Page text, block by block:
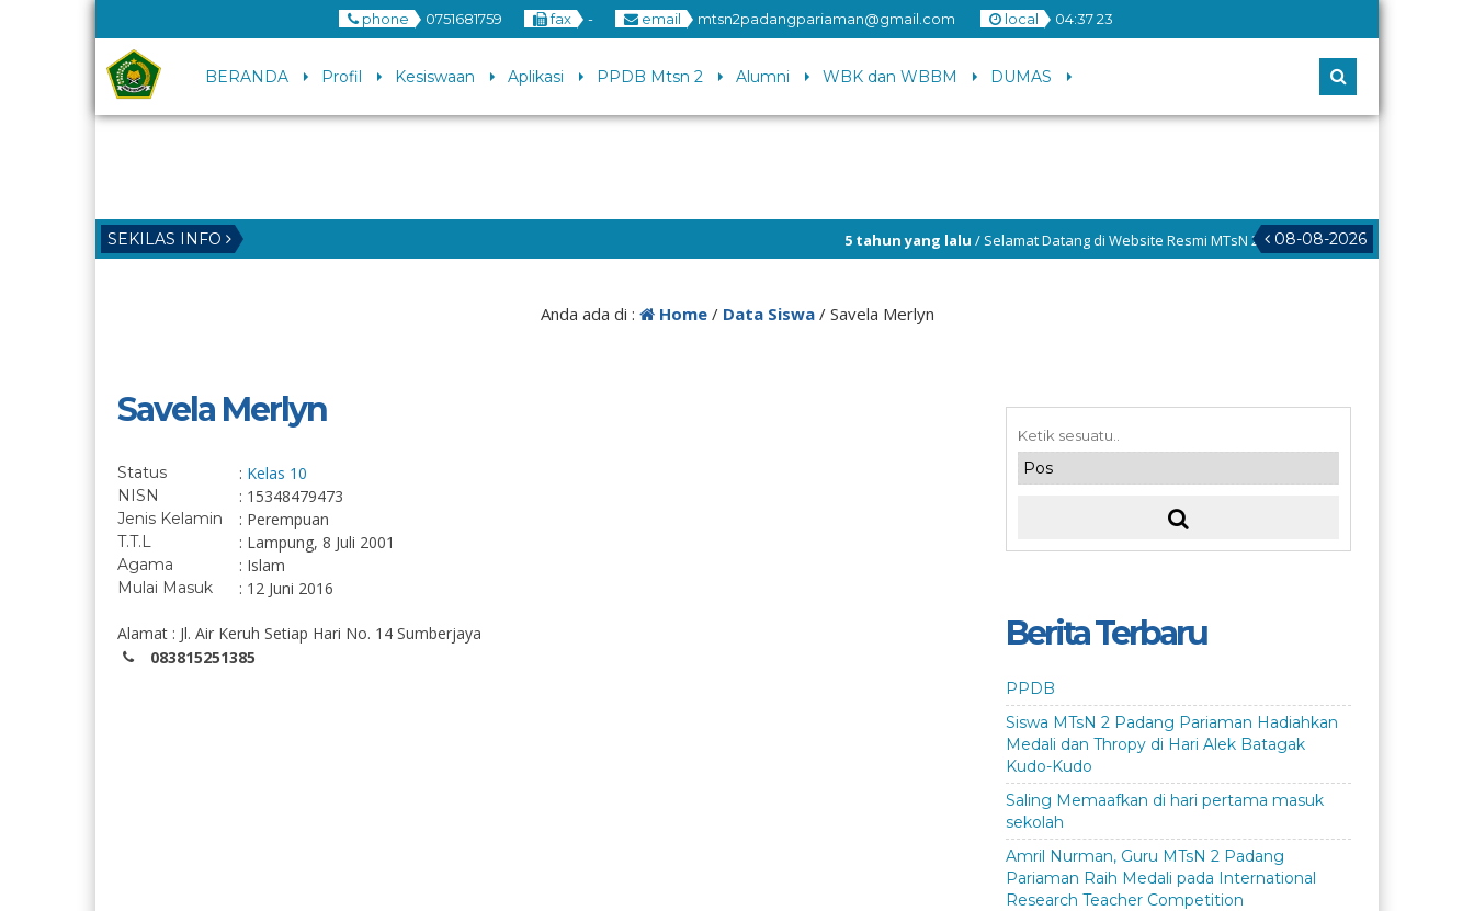
phone 0751681759 fax - email mtsn2padangpariaman@gmail.com local 04:3723
BERANDA Profil Kesiswaan Aplikasi PPDB Mtsn 2 Alumni WBK dan WBBM DUMAS
SEKILAS INFO 08-08-2026
5 tahun yang lalu/ Selamat Datang di Website Resmi MTsN 2 Padang Pariaman, menuju :
Anda ada di : Home/ Data Siswa/ Savela Merlyn
Savela Merlyn
Status : Kelas 10
NISN : 15348479473
Jenis Kelamin : Perempuan
T.T.L : Lampung, 8 Juli 2001
Agama : Islam
Mulai Masuk : 12 Juni 2016
Alamat : Jl. Air Keruh Setiap Hari No. 14 Sumberjaya
083815251385
Berita Terbaru
PPDB
Siswa MTsN 2 Padang Pariaman Hadiahkan
Medali dan Thropy di Hari Alek Batagak
Kudo-Kudo
Saling Memaafkan di hari pertama masuk
sekolah
Amril Nurman, Guru MTsN 2 Padang
Pariaman Raih Medali pada International
Research Teacher Competition